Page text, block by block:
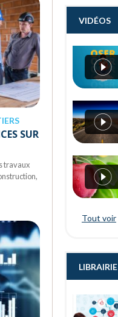
SUR
travaux
VIDÉOS
Tout voir
LIBRAIRIE